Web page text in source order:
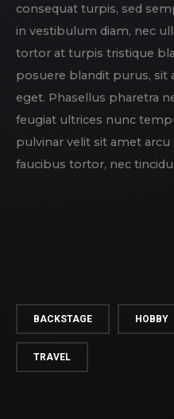
consequat turpis, sed
in vestibulum diam, nec
tortor at turpis tristique
posuere blandit purus, sit
eget. Phasellus pharetra
feugiat ultrices nunc
pulvinar velit sit amet
faucibus tortor, nec
BACKSTAGE HOBBY
TRAVEL